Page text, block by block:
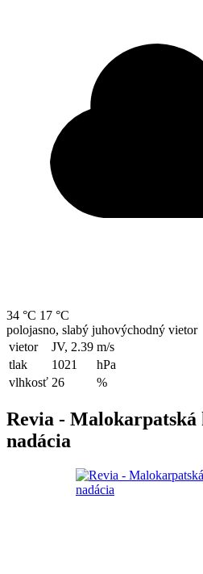
34 °C 17 °C
polojasno, slabý juhovýchodný vietor
vietor
JV, 2.39 m/s
tlak
1021
hPa
vlhkosť 26 %
Revia - Malokarpatská
nadácia